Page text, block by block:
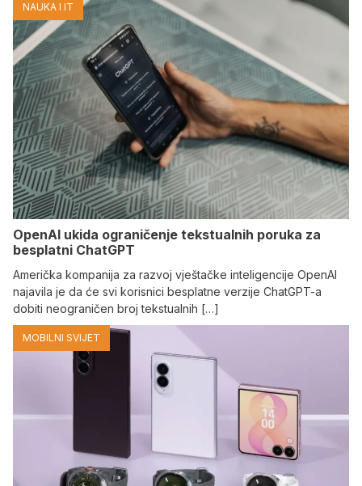
NAUKA I IT
OpenAI ukida ograničenje tekstualnih poruka za
besplatni ChatGPT
Američka kompanija za razvoj vještačke inteligencije OpenAI
najavila je da će svi korisnici besplatne verzije ChatGPT-a
dobiti neograničen broj tekstualnih […]
MOBILNI SVIJET